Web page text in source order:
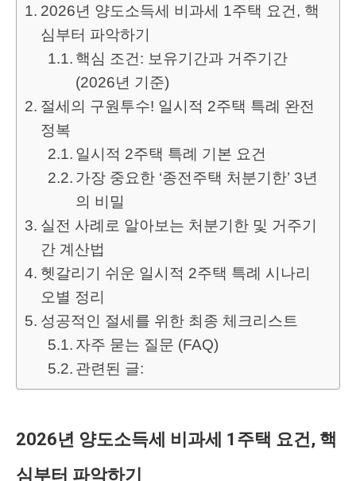
2026년 양도소득세 비과세 1주택 요건, 핵
심부터 파악하기
핵심 조건: 보유기간과 거주기간
(2026년 기준)
절세의 구원투수! 일시적 2주택 특례 완전
정복
일시적 2주택 특례 기본 요건
가장 중요한 ‘종전주택 처분기한’ 3년
의 비밀
실전 사례로 알아보는 처분기한 및 거주기
간 계산법
헷갈리기 쉬운 일시적 2주택 특례 시나리
오별 정리
성공적인 절세를 위한 최종 체크리스트
자주 묻는 질문 (FAQ)
관련된 글:
2026년 양도소득세 비과세 1주택 요건, 핵
심부터 파악하기